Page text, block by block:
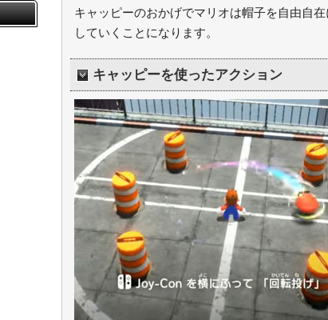
キャッピーのおかげでマリオは帽子を自由自
していくことになります。
キャッピーを使ったアクション